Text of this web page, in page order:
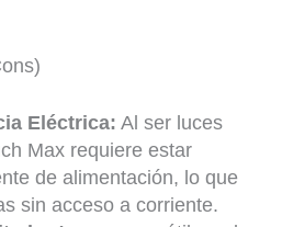
Eléctrica: Al ser luces
Max requiere estar
de alimentación, lo que
sin acceso a corriente.